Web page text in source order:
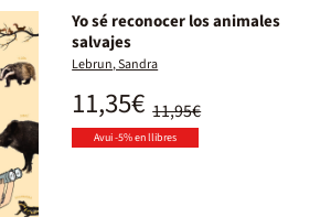
Yo sé reconocer los animales
salvajes
Lebrun, Sandra
11,95€
11,35€
Avui -5% en llibres